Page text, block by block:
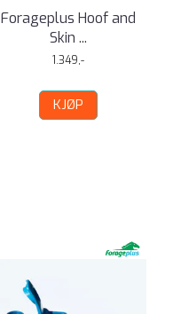
Forageplus Hoof and
Skin ...
1.349,-
KJØP